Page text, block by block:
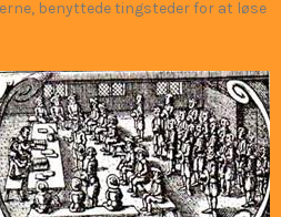
Navnet består af forleddet
ordet harth 'skov', mens sýsl
altså "Skovboernes område". De
benyttede tingsteder for at løse